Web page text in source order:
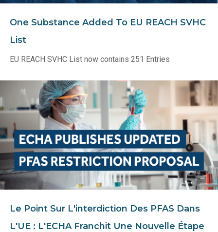
One Substance Added To EU REACH SVHC
List
EU REACH SVHC List now contains 251 Entries
Le Point Sur L'interdiction Des PFAS Dans
L'UE : L'ECHA Franchit Une Nouvelle Étape